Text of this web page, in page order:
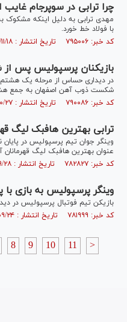
چرا ترابی در سوپرجام
مهدی ترابی به دلیل اینکه مشکوک
با فولاد خط خورد.
کد خبر: ۷۹۵۰۰۶ تاریخ انتشار : ۱۴۰۰/۱۱/۱۸
بازیکنان پرسپولیس پس
در دیداری حساس از مرحله یک
شکست ذوب آهن اصفهان به جمع
کد خبر: ۷۹۰۰۸۶ تاریخ انتشار : ۱۴۰۰/۱۰/۲۷
ترابی بهترین هافبک لیگ
وینگر جوان تیم پرسپولیس در
عنوان بهترین هافبک لیگ قهرمانان
کد خبر: ۷۸۲۸۲۷ تاریخ انتشار : ۱۴۰۰/۰۹/۲۸
وینگر پرسپولیس به بازی
بازیکن تیم فوتبال پرسپولیس در
کد خبر: ۷۸۱۹۹۹ تاریخ انتشار : ۱۴۰۰/۰۹/۲۴
8 9 10 11 >